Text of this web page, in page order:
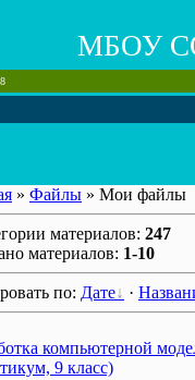
МБОУ
» Файлы » Мои файлы
материалов: 247
материалов: 1-10
по: Дате ·
компьютерной
9 класс)